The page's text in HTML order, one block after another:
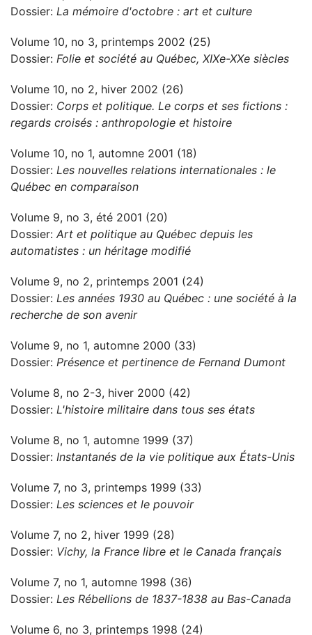
Dossier: La mémoire d'octobre : art et culture
Volume 10, no 3, printemps 2002 (25)
Dossier: Folie et société au Québec, XIXe-XXe siècles
Volume 10, no 2, hiver 2002 (26)
Dossier: Corps et politique. Le corps et ses fictions :
regards croisés : anthropologie et histoire
Volume 10, no 1, automne 2001 (18)
Dossier: Les nouvelles relations internationales : le
Québec en comparaison
Volume 9, no 3, été 2001 (20)
Dossier: Art et politique au Québec depuis les
automatistes : un héritage modifié
Volume 9, no 2, printemps 2001 (24)
Dossier: Les années 1930 au Québec : une société à la
recherche de son avenir
Volume 9, no 1, automne 2000 (33)
Dossier: Présence et pertinence de Fernand Dumont
Volume 8, no 2-3, hiver 2000 (42)
Dossier: L'histoire militaire dans tous ses états
Volume 8, no 1, automne 1999 (37)
Dossier: Instantanés de la vie politique aux États-Unis
Volume 7, no 3, printemps 1999 (33)
Dossier: Les sciences et le pouvoir
Volume 7, no 2, hiver 1999 (28)
Dossier: Vichy, la France libre et le Canada français
Volume 7, no 1, automne 1998 (36)
Dossier: Les Rébellions de 1837-1838 au Bas-Canada
Volume 6, no 3, printemps 1998 (24)